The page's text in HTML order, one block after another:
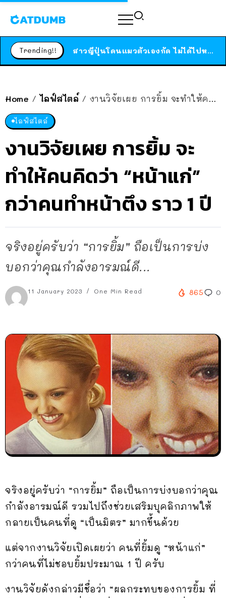
Trending!! ได้เวลาเด็กหนวดรวมตัว RF Online Next เปิดให้เล่นแล้ว เกม Sci-Fi MMORPG ระดับตำนาน เล่นได้ทั้งมือถือและ PC
Home / ไลฟ์สไตล์ / งานวิจัยเผย การยิ้ม จะทำให้คนคิดว่า “หน้าแก่” กว่าคนทำหน้าตึง ราว 1 ปี
ไลฟ์สไตล์
งานวิจัยเผย การยิ้ม จะ
ทำให้คนคิดว่า “หน้าแก่”
กว่าคนทำหน้าตึง ราว 1 ปี
จริงอยู่ครับว่า “การยิ้ม” ถือเป็นการบ่ง
บอกว่าคุณกำลังอารมณ์ดี...
11 January 2023 One Min Read 865 0
จริงอยู่ครับว่า “การยิ้ม” ถือเป็นการบ่งบอกว่าคุณ
กำลังอารมณ์ดี รวมไปถึงช่วยเสริมบุคลิกภาพให้
กลายเป็นคนที่ดู “เป็นมิตร” มากขึ้นด้วย
แต่จากงานวิจัยเปิดเผยว่า คนที่ยิ้มดู “หน้าแก่”
กว่าคนที่ไม่ชอบยิ้มประมาณ 1 ปี ครับ
งานวิจัยดังกล่าวมีชื่อว่า “ผลกระทบของการยิ้ม ที่